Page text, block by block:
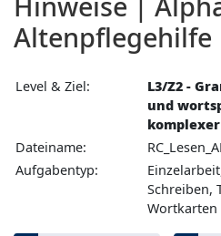
Altenpflegehilfe
Level & Ziel:
L3/Z2 -
und
Dateiname:
Aufgabentyp:
Schreiben,